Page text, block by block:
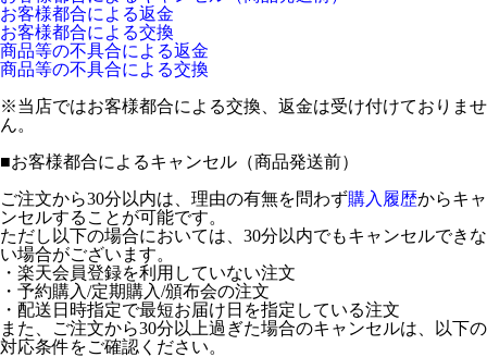
お客様都合による返金
お客様都合による交換
商品等の不具合による返金
商品等の不具合による交換
※当店ではお客様都合による交換、返金は受け付けておりませ
ん。
■お客様都合によるキャンセル（商品発送前）
ご注文から30分以内は、理由の有無を問わず購入履歴からキャ
ンセルすることが可能です。
ただし以下の場合においては、30分以内でもキャンセルできな
い場合がございます。
・楽天会員登録を利用していない注文
・予約購入/定期購入/頒布会の注文
・配送日時指定で最短お届け日を指定している注文
また、ご注文から30分以上過ぎた場合のキャンセルは、以下の
対応条件をご確認ください。